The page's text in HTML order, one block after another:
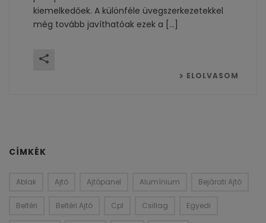
kiemelkedőek. A különféle üvegszerkezetekkel
még tovább javíthatóak ezek a [...]
ELOLVASOM
CÍMKÉK
Ablak Ajtó Ajtópanel Alumínium Bejárati Ajtó
Beltéri Beltéri Ajtó Cpl Csillag Egyedi